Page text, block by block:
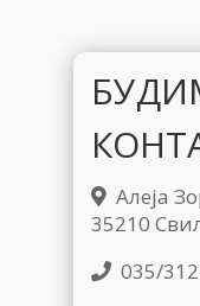
Алеја
35210
035/